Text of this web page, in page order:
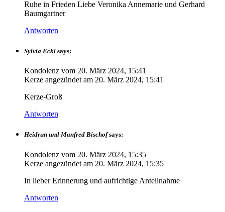
Ruhe in Frieden Liebe Veronika Annemarie und Gerhard
Baumgartner
Antworten
Sylvia Eckl says:
Kondolenz vom 20. März 2024, 15:41
Kerze angezündet am 20. März 2024, 15:41
Kerze-Groß
Antworten
Heidrun und Manfred Bischof says:
Kondolenz vom 20. März 2024, 15:35
Kerze angezündet am 20. März 2024, 15:35
In lieber Erinnerung und aufrichtige Anteilnahme
Antworten